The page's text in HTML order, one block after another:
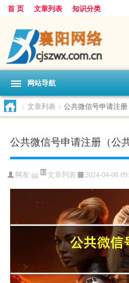
首 页 文章列表 知识分类
网站导航
> 文章列表 > 公共微信号申请注册
公共微信号申请注册（公
网友:gg 文章列表 2024-04-08